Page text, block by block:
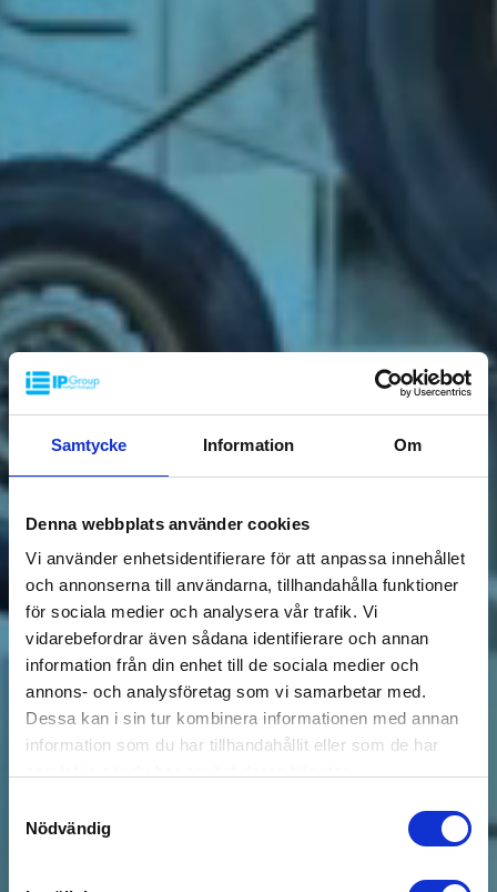
Samtycke Information Om
Denna webbplats använder cookies
Vi använder enhetsidentifierare för att anpassa innehållet
och annonserna till användarna, tillhandahålla funktioner
för sociala medier och analysera vår trafik. Vi
vidarebefordrar även sådana identifierare och annan
information från din enhet till de sociala medier och
annons- och analysföretag som vi samarbetar med.
Dessa kan i sin tur kombinera informationen med annan
information som du har tillhandahållit eller som de har
Nödvändig